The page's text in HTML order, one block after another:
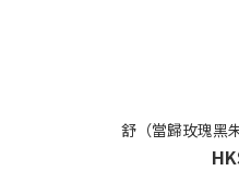
舒（當歸玫瑰黑